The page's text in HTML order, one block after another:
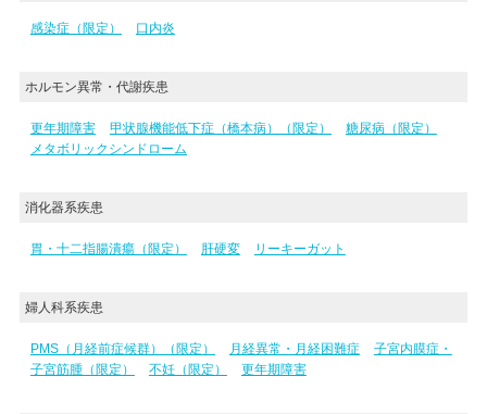
感染症（限定） 口内炎
ホルモン異常・代謝疾患
更年期障害 甲状腺機能低下症（橋本病）（限定）
糖尿病（限定）
メタボリックシンドローム
消化器系疾患
胃・十二指腸潰瘍（限定） 肝硬変 リーキーガット
婦人科系疾患
PMS（月経前症候群）（限定） 月経異常・月経困難症
子宮内膜症・
子宮筋腫（限定）
不妊（限定） 更年期障害